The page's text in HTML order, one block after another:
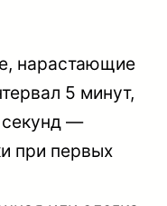
нарастающие
5 минут,
секунд —
при первых